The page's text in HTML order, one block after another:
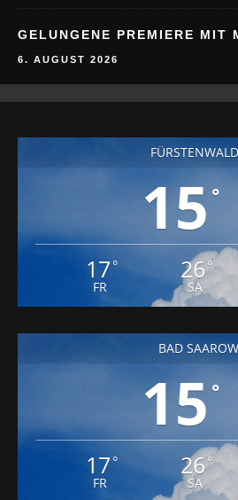
GELUNGENE PREMIERE MIT
6. AUGUST 2026
15 °
17 °
FR
26°
SA
BAD SAAROW
15 °
17 °
FR
26°
SA